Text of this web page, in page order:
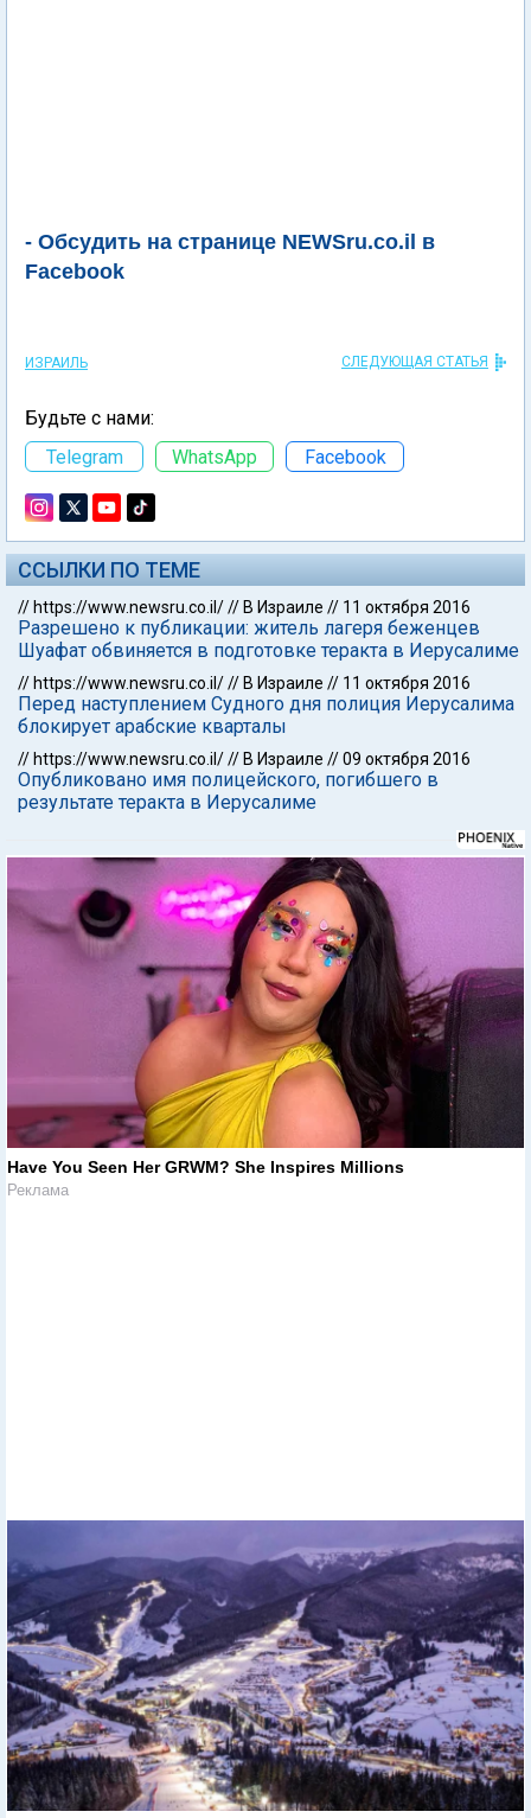
- Обсудить на странице NEWSru.co.il в
Facebook
ИЗРАИЛЬ СЛЕДУЮЩАЯ СТАТЬЯ
Будьте с нами:
Telegram
WhatsApp Facebook
ССЫЛКИ ПО ТЕМЕ
// https://www.newsru.co.il/// В Израиле // 11 октября 2016
Разрешено к публикации: житель лагеря беженцев
Шуафат обвиняется в подготовке теракта в Иерусалиме
// https://www.newsru.co.il/// В Израиле // 11 октября 2016
Перед наступлением Судного дня полиция Иерусалима
блокирует арабские кварталы
// https://www.newsru.co.il/// В Израиле //09 октября 2016
Опубликовано имя полицейского, погибшего в
результате теракта в Иерусалиме
Have You Seen Her GRWM? She Inspires Millions
Реклама